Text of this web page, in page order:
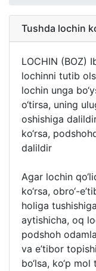
Tushda lochin
LOCHIN (BOZ)
lochinni tutib
lochin unga
o‘tirsa, uning
oshishiga
ko‘rsa,
dalildir
Agar lochin
ko‘rsa, obro‘-
holiga
aytishicha, oq
podshoh
va e’tibor
bo‘lsa, ko‘p